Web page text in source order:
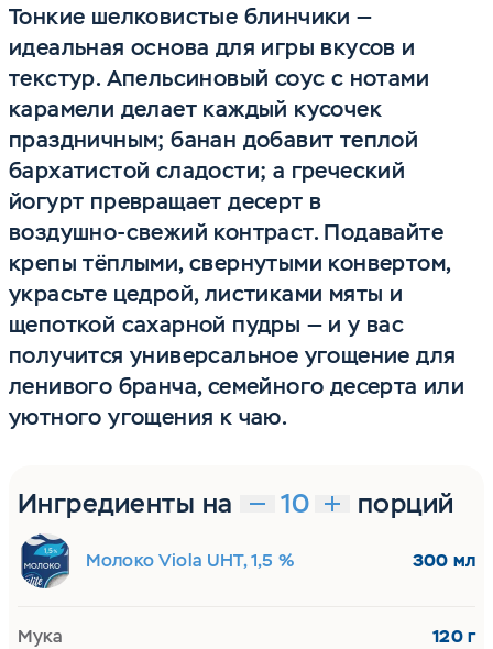
Тонкие шелковистые блинчики —
идеальная основа для игры вкусов и
текстур. Апельсиновый соус с нотами
карамели делает каждый кусочек
праздничным; банан добавит теплой
бархатистой сладости; а греческий
йогурт превращает десерт в
воздушно‑свежий контраст. Подавайте
крепы тёплыми, свернутыми конвертом,
украсьте цедрой, листиками мяты и
щепоткой сахарной пудры — и у вас
получится универсальное угощение для
ленивого бранча, семейного десерта или
уютного угощения к чаю.
Ингредиенты на порций
Молоко Viola UHT, 1,5 % 300 мл
Мука 120 г